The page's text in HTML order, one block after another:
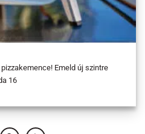
Emeld új szintre
16